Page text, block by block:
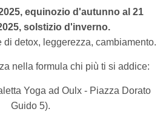
equinozio d'autunno al 21
solstizio d'inverno.
detox, leggerezza, cambiamento.
nella formula chi più ti si addice:
Yoga ad Oulx - Piazza Dorato
Guido 5).